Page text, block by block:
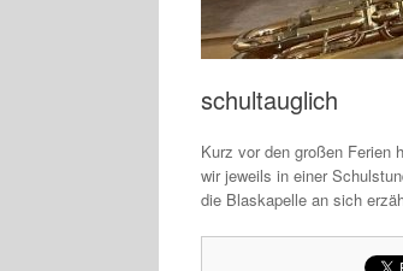
schultauglich
Kurz vor den großen Ferien
wir jeweils in einer
die Blaskapelle an sich